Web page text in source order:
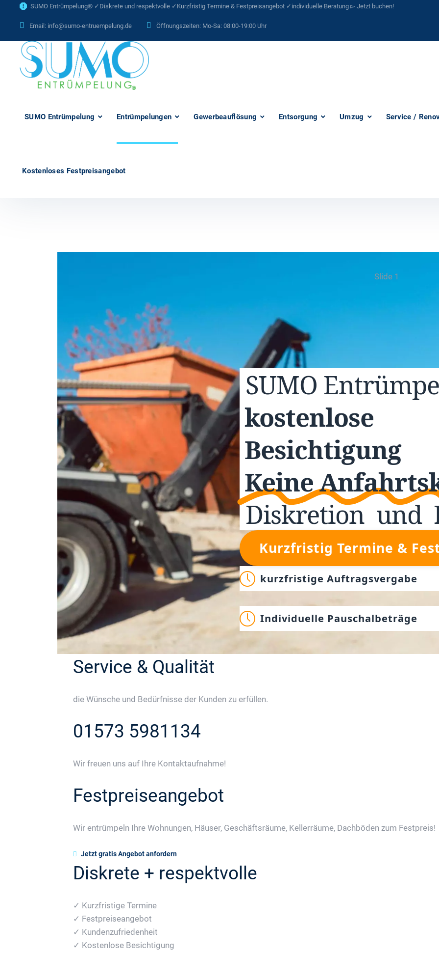
SUMO Entrümpelung® ✓Diskrete und respektvolle ✓Kurzfristig Termine & Festpreisangebot ✓individuelle Beratung ▻ Jetzt buchen!
Email: info@sumo-entruempelung.de Öffnungszeiten: Mo-Sa: 08:00-19:00 Uhr
SUMO Entrümpelung Entrümpelungen Gewerbeauflösung Entsorgung Umzug Service /
Kostenloses Festpreisangebot
Slide 1
SUMO
kostenlose
Besichtigung
Keine
Diskretion und
Kurzfristig Termine &
kurzfristige Auftragsvergabe
Individuelle Pauschalbeträge
Service & Qualität
die Wünsche und Bedürfnisse der Kunden zu erfüllen.
01573 5981134
Wir freuen uns auf Ihre Kontaktaufnahme!
Festpreiseangebot
Wir entrümpeln Ihre Wohnungen, Häuser, Geschäftsräume, Kellerräume, Dachböden zum Festpreis!
Jetzt gratis Angebot anfordern
Diskrete + respektvolle
✓ Kurzfristige Termine
✓ Festpreiseangebot
✓ Kundenzufriedenheit
✓ Kostenlose Besichtigung